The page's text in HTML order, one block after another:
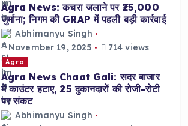
Agra News: कचरा जलाने पर ₹25,000
जुर्माना; निगम की GRAP में पहली बड़ी कार्रवाई
Abhimanyu Singh
November 19, 2025
714 views
Agra
Agra News Chaat Gali: सदर बाजार
में काउंटर हटाए, 25 दुकानदारों की रोजी-रोटी
पर संकट
Abhimanyu Singh